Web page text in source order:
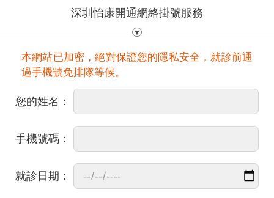
深圳怡康開通網絡掛號服務
本網站已加密，絕對保證您的隱私安全，就診前通
過手機號免排隊等候。
您的姓名：
手機號碼：
就診日期：